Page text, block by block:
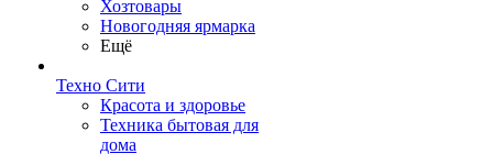
Хозтовары
Новогодняя ярмарка
Ещё
Техно Сити
Красота и здоровье
Техника бытовая для
дома